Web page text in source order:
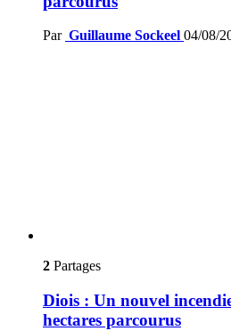
Par Guillaume Sockeel 04/08/
2 Partages
Diois : Un nouvel
hectares parcourus